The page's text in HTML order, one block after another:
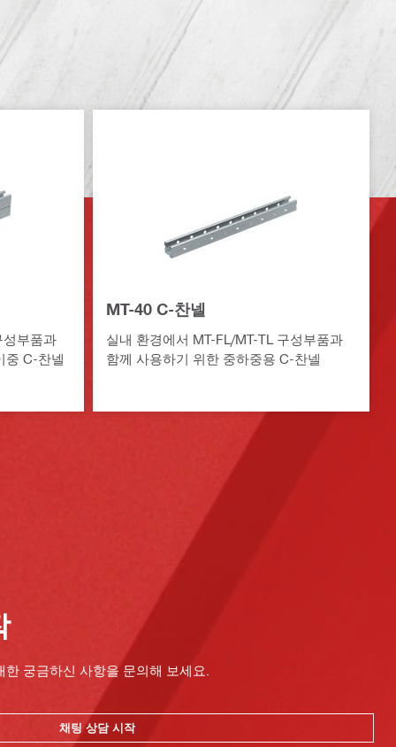
성부품과
중 C-찬넬
MT-40 C-찬넬
실내 환경에서 MT-FL/MT-TL 구성부품과
함께 사용하기 위한 중하중용 C-찬넬
궁금하신 사항을 문의해 보세요.
채팅 상담 시작